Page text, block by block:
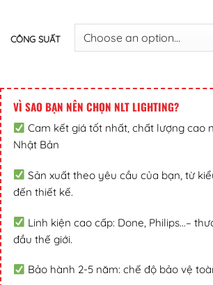
CÔNG SUẤT
VÌ SAO BẠN NÊN CHỌN NLT LIGHTING?
Cam kết giá tốt nhất, chất lượng cao
Nhật Bản
Sản xuất theo yêu cầu của bạn, từ
đến thiết kế.
Linh kiện cao cấp: Done, Philips...–
đầu thế giới.
Bảo hành 2-5 năm: chế độ bảo vệ